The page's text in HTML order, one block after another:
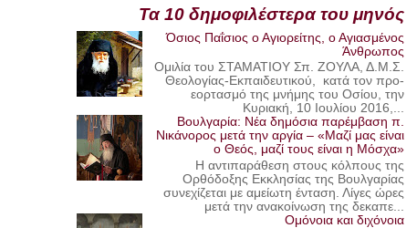
Τα 10 δημοφιλέστερα του μηνός
Όσιος Παΐσιος ο Αγιορείτης, ο Αγιασμένος
Άνθρωπος
Ομιλία του ΣΤΑΜΑΤΙΟΥ Σπ. ΖΟΥΛΑ, Δ.Μ.Σ.
Θεολογίας-Εκπαιδευτικού, κατά τον προ-
εορτασμό της μνήμης του Οσίου, την
Κυριακή, 10 Ιουλίου 2016,...
Βουλγαρία: Νέα δημόσια παρέμβαση π.
Νικάνορος μετά την αργία – «Μαζί μας είναι
ο Θεός, μαζί τους είναι η Μόσχα»
Η αντιπαράθεση στους κόλπους της
Ορθόδοξης Εκκλησίας της Βουλγαρίας
συνεχίζεται με αμείωτη ένταση. Λίγες ώρες
μετά την ανακοίνωση της δεκαπε...
Ομόνοια και διχόνοια